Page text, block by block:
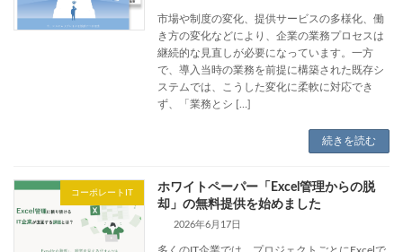
市場や制度の変化、提供サービスの多様化、働
き方の変化などにより、企業の業務プロセスは
継続的な見直しが必要になっています。一方
で、導入当時の業務を前提に構築された既存シ
ステムでは、こうした変化に柔軟に対応でき
ず、「業務とシ […]
続きを読む
コーポレートIT
ホワイトペーパー「Excel管理からの脱
却」の無料提供を始めました
2026年6月17日
多くのIT企業では、プロジェクトごとにExcelで